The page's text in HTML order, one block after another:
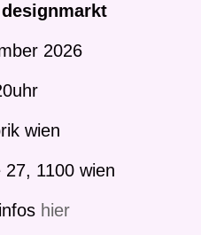
2026
wien
1100 wien
hier